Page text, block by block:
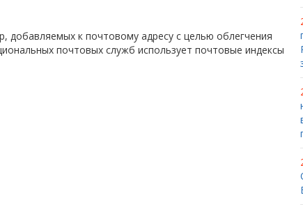
к почтовому адресу с целью облегчения
почтовых служб использует почтовые индексы